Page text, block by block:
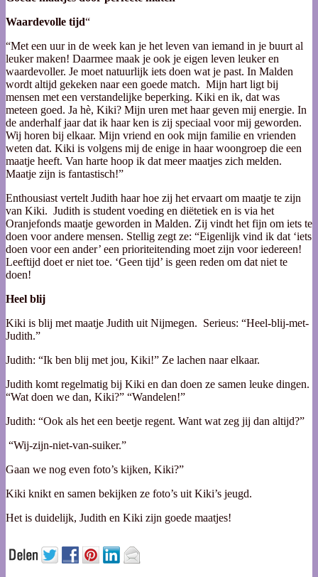
Waardevolle tijd“
“Met een uur in de week kan je het leven van iemand in je buurt al
leuker maken! Daarmee maak je ook je eigen leven leuker en
waardevoller. Je moet natuurlijk iets doen wat je past. In Malden
wordt altijd gekeken naar een goede match. Mijn hart ligt bij
mensen met een verstandelijke beperking. Kiki en ik, dat was
meteen goed. Ja hè, Kiki? Mijn uren met haar geven mij energie. In
de anderhalf jaar dat ik haar ken is zij speciaal voor mij geworden.
Wij horen bij elkaar. Mijn vriend en ook mijn familie en vrienden
weten dat. Kiki is volgens mij de enige in haar woongroep die een
maatje heeft. Van harte hoop ik dat meer maatjes zich melden.
Maatje zijn is fantastisch!”
Enthousiast vertelt Judith haar hoe zij het ervaart om maatje te zijn
van Kiki. Judith is student voeding en diëtetiek en is via het
Oranjefonds maatje geworden in Malden. Zij vindt het fijn om iets te
doen voor andere mensen. Stellig zegt ze: “Eigenlijk vind ik dat ‘iets
doen voor een ander’ een prioriteitending moet zijn voor iedereen!
Leeftijd doet er niet toe. ‘Geen tijd’ is geen reden om dat niet te
doen!
Heel blij
Kiki is blij met maatje Judith uit Nijmegen. Serieus: “Heel-blij-met-
Judith.”
Judith: “Ik ben blij met jou, Kiki!” Ze lachen naar elkaar.
Judith komt regelmatig bij Kiki en dan doen ze samen leuke dingen.
“Wat doen we dan, Kiki?” “Wandelen!”
Judith: “Ook als het een beetje regent. Want wat zeg jij dan altijd?”
“Wij-zijn-niet-van-suiker.”
Gaan we nog even foto’s kijken, Kiki?”
Kiki knikt en samen bekijken ze foto’s uit Kiki’s jeugd.
Het is duidelijk, Judith en Kiki zijn goede maatjes!